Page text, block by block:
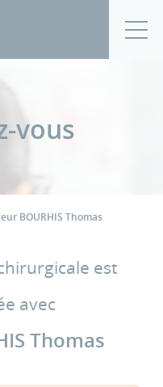
vous
BOURHIS Thomas
est
avec
Thomas